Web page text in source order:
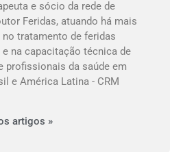
e sócio da rede de
Feridas, atuando há mais
no tratamento de feridas
na capacitação técnica de
profissionais da saúde em
e América Latina - CRM
artigos »